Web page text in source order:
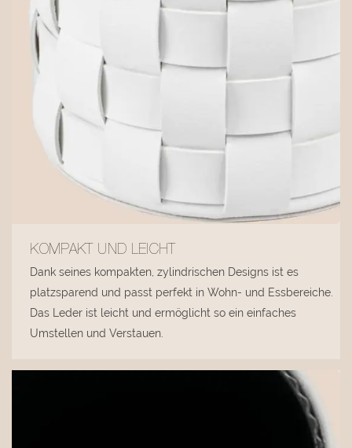
KOMPAKT UND LEICHT
Dank seines kompakten, zylindrischen Designs ist es
platzsparend und passt perfekt in Wohn- und Essbereiche.
Das Leder ist leicht und ermöglicht so ein einfaches
Umstellen und Verstauen.